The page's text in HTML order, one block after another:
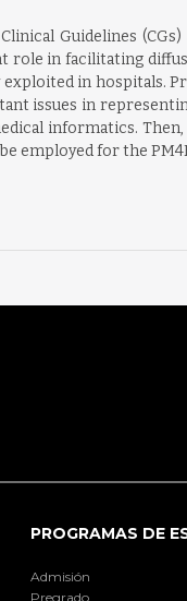
Guidelines
role in facilitating
in hospitals.
issues in
informatics.
employed for the
PROGRAMAS DE
Admisión
Pregrado